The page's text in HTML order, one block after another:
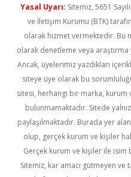
Yasal Uyarı: Sitemiz, 5651
ve İletişim Kurumu (BTK)
olarak hizmet vermektedir. Bu
olarak denetleme veya
Ancak, üyelerimiz yazdıkları
siteye üye olarak bu
sitesi, herhangi bir marka, kurum
bulunmamaktadır. Sitede
paylaşılmaktadır. Burada yer
olup, gerçek kurum ve kişiler
Gerçek kurum ve kişiler ile
Sitemiz, kar amacı gütmeyen